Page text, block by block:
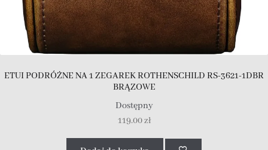
ETUI PODRÓŻNE NA 1 ZEGAREK ROTHENSCHILD RS-3621-1DBR
BRĄZOWE
Dostępny
119.00zł